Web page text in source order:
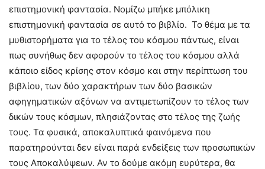
επιστημονική φαντασία. Νομίζω μπήκε μπόλικη
επιστημονική φαντασία σε αυτό το βιβλίο. Το θέμα με τα
μυθιστορήματα για το τέλος του κόσμου πάντως, είναι
πως συνήθως δεν αφορούν το τέλος του κόσμου αλλά
κάποιο είδος κρίσης στον κόσμο και στην περίπτωση του
βιβλίου, των δύο χαρακτήρων των δύο βασικών
αφηγηματικών αξόνων να αντιμετωπίζουν το τέλος των
δικών τους κόσμων, πλησιάζοντας στο τέλος της ζωής
τους. Τα φυσικά, αποκαλυπτικά φαινόμενα που
παρατηρούνται δεν είναι παρά ενδείξεις των προσωπικών
τους Αποκαλύψεων. Αν το δούμε ακόμη ευρύτερα, θα